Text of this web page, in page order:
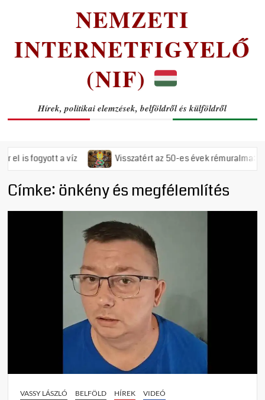
NEMZETI
INTERNETFIGYELŐ
(NIF)
Hírek, politikai elemzések, belföldről és külföldről
fogyott a víz Visszatért az 50-es évek rémuralma:
Címke:önkény és megfélemlítés
VASSY LÁSZLÓ BELFÖLD HÍREK VIDEÓ